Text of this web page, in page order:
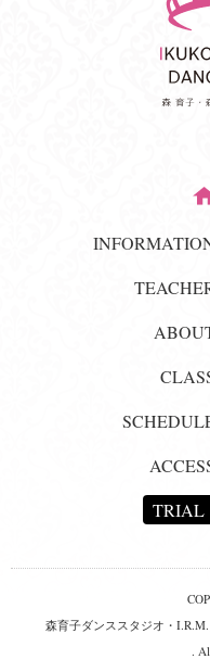
TRIAL
森育子ダンススタジオ・
.